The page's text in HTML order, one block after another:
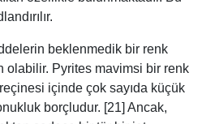
içinde, kalıntılar, yüksek
. [22]
]
]